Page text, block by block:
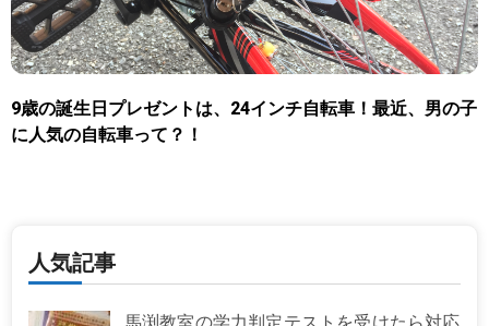
9歳の誕生日プレゼントは、24インチ自転車！最近、男の子
に人気の自転車って？！
人気記事